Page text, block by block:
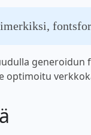
generoidun
optimoitu